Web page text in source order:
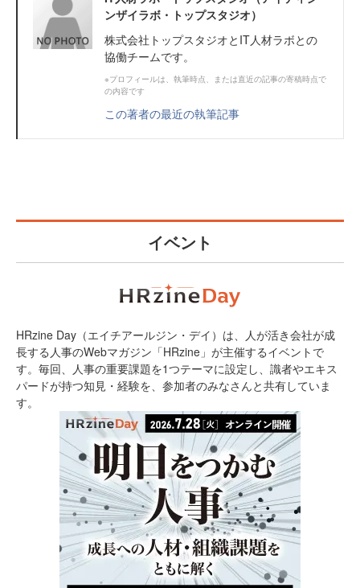
ンザイラボ・トップスタジオ）
株式会社トップスタジオとIT人材ラボとの
協働チームです。
※プロフィールは、執筆時点、または直近の記事の寄稿時点で
の内容です
この著者の最近の執筆記事
イベント
HRzine Day（エイチアールジン・デイ）は、人が活き会社が成
長する人事のWebマガジン「HRzine」が主催するイベントで
す。毎回、人事の重要課題を1つテーマに設定し、識者やエキス
パードが持つ知見・経験を、参加者のみなさんと共有していま
す。